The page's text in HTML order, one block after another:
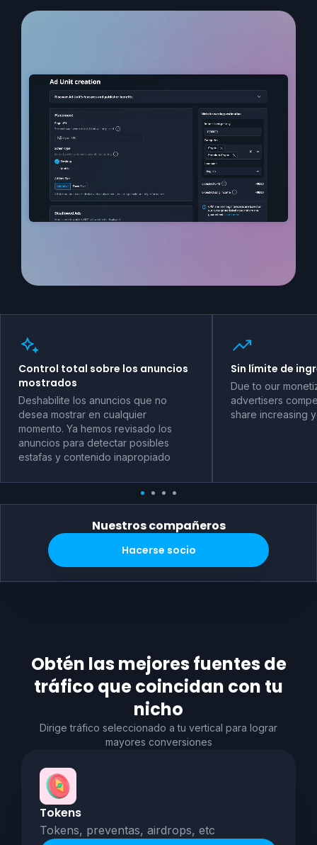
Control total sobre los anuncios
mostrados
Deshabilite los anuncios que no
desea mostrar en cualquier
momento. Ya hemos revisado los
anuncios para detectar posibles
estafas y contenido inapropiado
Sin límite de
Due to our
advertisers
share increasing
Nuestros compañeros
Hacerse socio
Obtén las mejores fuentes de
tráfico que coincidan con tu
nicho
Dirige tráfico seleccionado a tu vertical para lograr
mayores conversiones
Tokens
Tokens, preventas, airdrops, etc